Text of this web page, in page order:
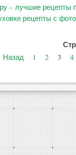
– лучшие рецепты
рецепты с
Назад 1 2 3 4